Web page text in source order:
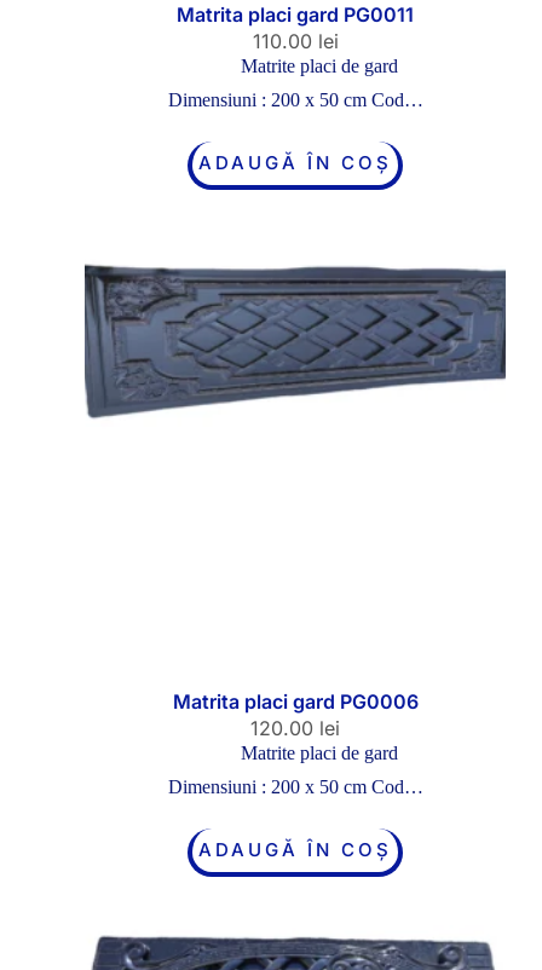
Matrita placi gard PG0011
110.00 lei
Matrite placi de gard
Dimensiuni : 200 x 50 cm Cod…
ADAUGĂ ÎN COȘ
Matrita placi gard PG0006
120.00 lei
Matrite placi de gard
Dimensiuni : 200 x 50 cm Cod…
ADAUGĂ ÎN COȘ